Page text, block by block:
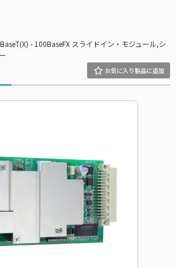
- 100BaseFX スライドイン・モジュール,シ